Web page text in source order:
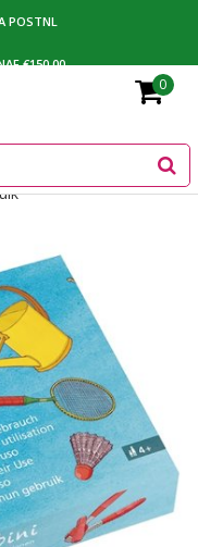
POSTNL
€150,00
OF FACTUUR
0